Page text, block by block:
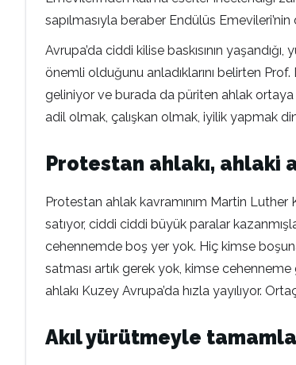
sapılmasıyla beraber Endülüs Emevileri’nin
Avrupa’da ciddi kilise baskısının
önemli olduğunu anladıklarını belirten
geliniyor ve burada da püriten ahlak ortaya
adil olmak, çalışkan olmak, iyilik yapmak
Protestan ahlakı, ahlaki
Protestan ahlak kavramınım Martin Luther
satıyor, ciddi ciddi büyük paralar
cehennemde boş yer yok. Hiç kimse
satması artık gerek yok, kimse
ahlakı Kuzey Avrupa’da hızla yayılıyor.
Akıl yürütmeyle